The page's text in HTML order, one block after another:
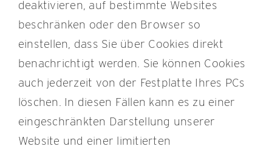
deaktivieren, auf bestimmte Websites
beschränken oder den Browser so
einstellen, dass Sie über Cookies direkt
benachrichtigt werden. Sie können Cookies
auch jederzeit von der Festplatte Ihres PCs
löschen. In diesen Fällen kann es zu einer
eingeschränkten Darstellung unserer
Website und einer limitierten